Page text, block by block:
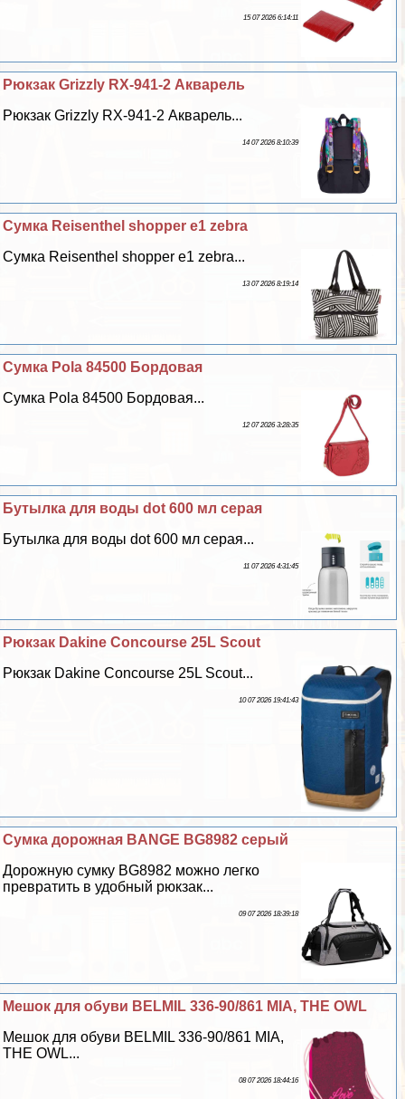
15 07 2026 6:14:11
Рюкзак Grizzly RX-941-2 Акварель
Рюкзак Grizzly RX-941-2 Акварель...
14 07 2026 8:10:39
Сумка Reisenthel shopper e1 zebra
Сумка Reisenthel shopper e1 zebra...
13 07 2026 8:19:14
Сумка Pola 84500 Бордовая
Сумка Pola 84500 Бордовая...
12 07 2026 3:28:35
Бутылка для воды dot 600 мл серая
Бутылка для воды dot 600 мл серая...
11 07 2026 4:31:45
Рюкзак Dakine Concourse 25L Scout
Рюкзак Dakine Concourse 25L Scout...
10 07 2026 19:41:43
Сумка дорожная BANGE BG8982 серый
Дорожную сумку BG8982 можно легко
превратить в удобный рюкзак...
09 07 2026 18:39:18
Мешок для обуви BELMIL 336-90/861 MIA, THE OWL
Мешок для обуви BELMIL 336-90/861 MIA,
THE OWL...
08 07 2026 18:44:16